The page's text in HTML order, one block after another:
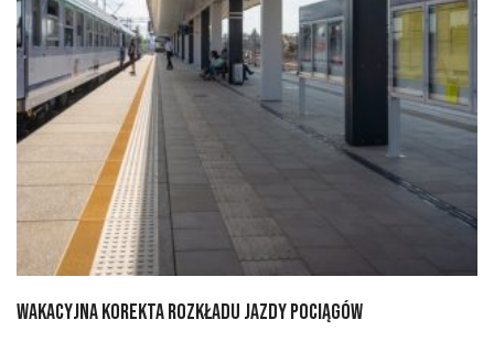
Wakacyjna korekta rozkładu jazdy pociągów